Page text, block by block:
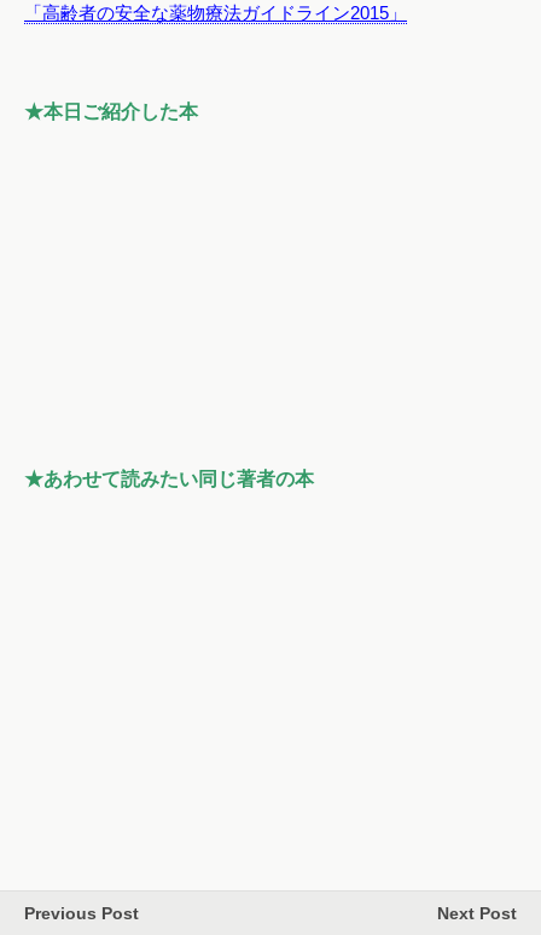
「高齢者の安全な薬物療法ガイドライン2015」
★本日ご紹介した本
★あわせて読みたい同じ著者の本
Previous Post
Next Post